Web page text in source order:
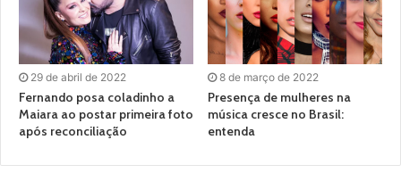
29 de abril de 2022
Fernando posa coladinho a
Maiara ao postar primeira foto
após reconciliação
8 de março de 2022
Presença de mulheres na
música cresce no Brasil:
entenda